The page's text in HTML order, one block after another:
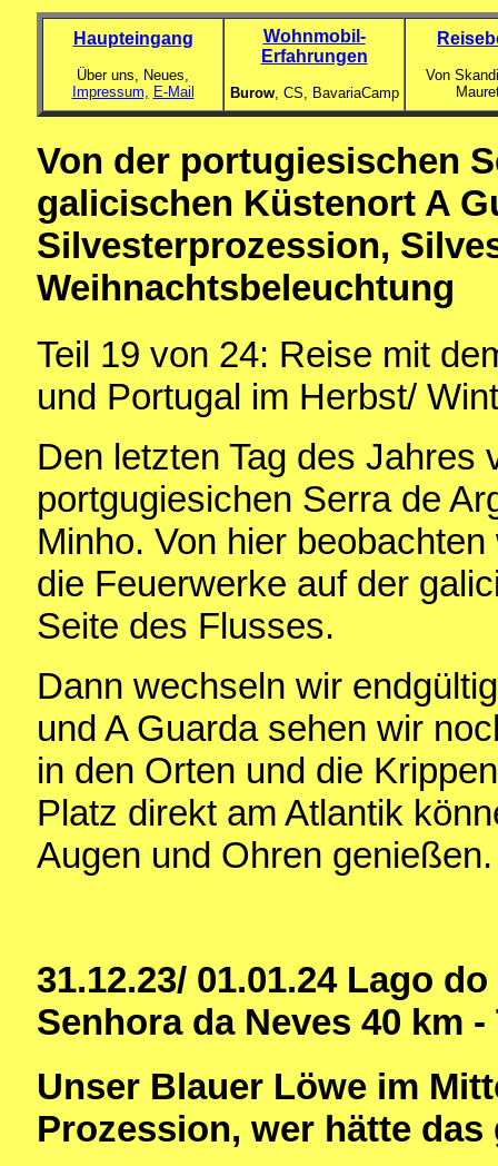
Haupteingang
Über uns, Neues,
Impressum, E-Mail
Wohnmobil-
Erfahrungen
Burow, CS, BavariaCamp
Von
Von der portugiesischen
galicischen Küstenort A
Silvesterprozession,
Weihnachtsbeleuchtung
Teil 19 von 24: Reise mit
und Portugal im Herbst/
Den letzten Tag des Jahres
portgugiesichen Serra de
Minho. Von hier
die Feuerwerke auf der
Seite des Flusses.
Dann wechseln wir
und A Guarda sehen wir
in den Orten und die
Platz direkt am Atlantik
Augen und Ohren genießen.
31.12.23/ 01.01.24 Lago
Senhora da Neves 40 km -
Unser Blauer Löwe im
Prozession, wer hätte das